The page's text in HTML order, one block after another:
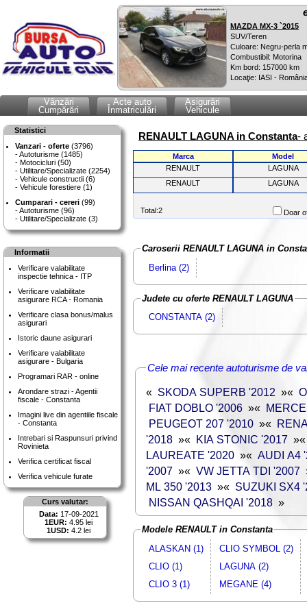
MAZDA MX-3 `2015
SUV/Teren
Culoare: Negru-perla
Combustibil: Motorina
Km bord: 157000 km
Locaţie: IASI -
Vânzări
Cumpărări
Acte auto
Înmatriculări
Asigurări
Vehicule
Statistici
Vanzari - oferte (3796)
Autoturisme (1485)
Motocicluri (50)
Utilitare/Specializate (2254)
Vehicule constructii (6)
Vehicule forestiere (1)
Cumparari - cereri (99)
Autoturisme (96)
Utilitare/Specializate (3)
Informatii
Verificare valabilitate
inspectie tehnica - ITP
Verificare valabilitate
asigurare RCA - Romania
Verificare clasa bonus/malus
asigurari
Istoric daune asigurari
Verificare valabilitate
asigurare - Bulgaria
Programari RAR - online
Arondare strazi - Agentii
fiscale - Constanta
Imagini live din agentiile fiscale
- Constanta
Intrebari si Raspunsuri privind
Rovinieta
Verifica certificat fiscal
Verifica vehicule furate
Curs valutar:
Data: 17-09-2021
1EUR: 4.95 lei
1USD: 4.2 lei
RENAULT LAGUNA in Constanta-
Marca
Model
RENAULT
LAGUNA
RENAULT
LAGUNA
Total:2 Doar
Caroserii RENAULT LAGUNA in
Berlina (2)
Judete cu oferte RENAULT LAGUNA
CONSTANTA (2)
Cele mai recente autoturisme de
« SKODA SUPERB '2012 »«
FIAT DOBLO '2006 »«
PEUGEOT 207 '2010 »«
'2018 »« KIA STONIC '2017 »
LAUREATE '2020 »« AUDI A4
'2007 »« VW JETTA TDI '2007
ML 350 '2013 »« SUZUKI SX4
NISSAN QASHQAI '2018 »
Modele RENAULT in Constanta
ALASKAN (1)
CLIO (1)
CLIO 3 (1)
CLIO SYMBOL (2)
LAGUNA (2)
MEGANE (4)